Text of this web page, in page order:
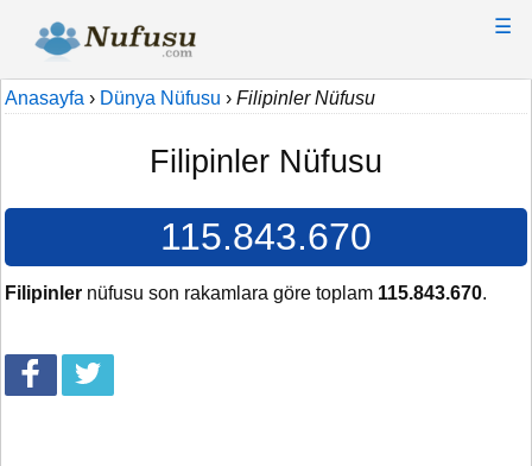
☰
Anasayfa › Dünya Nüfusu › Filipinler Nüfusu
Filipinler Nüfusu
115.843.670
Filipinler nüfusu son rakamlara göre toplam 115.843.670.